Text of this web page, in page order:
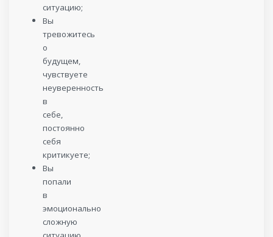
ситуацию;
Вы
тревожитесь
о
будущем,
чувствуете
неуверенность
в
себе,
постоянно
себя
критикуете;
Вы
попали
в
эмоционально
сложную